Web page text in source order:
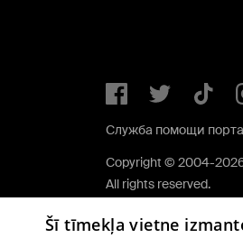
Служба помощи
Copyright © 2004-
All rights reserved.
Šī tīmekļa vietne